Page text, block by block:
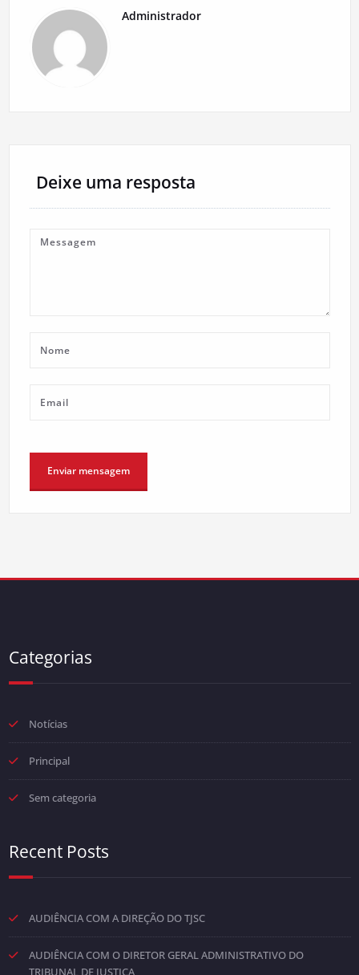
Administrador
Deixe uma resposta
Categorias
Notícias
Principal
Sem categoria
Recent Posts
AUDIÊNCIA COM A DIREÇÃO DO TJSC
AUDIÊNCIA COM O DIRETOR GERAL ADMINISTRATIVO DO
TRIBUNAL DE JUSTIÇA